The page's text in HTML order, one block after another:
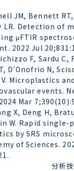
JM, Bennett RT,
LR. Detection of
μFTIR
2022 Jul
F, Sardu C,
D'Onofrio N,
Microplastics
events.
Mar
X, Deng H,
W. Rapid
by SRS
of Sciences.
分析